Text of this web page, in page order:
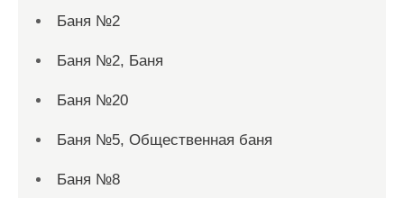
Баня №2
Баня №2, Баня
Баня №20
Баня №5, Общественная баня
Баня №8